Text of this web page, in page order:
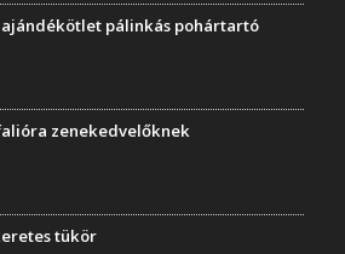
pálinkás pohártartó
zenekedvelőknek
tükör